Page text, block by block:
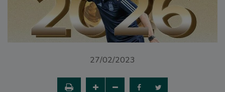
27/02/2023